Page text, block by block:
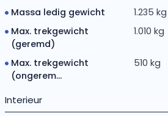
Massa ledig gewicht
1.235 kg
Max. trekgewicht
(geremd)
1.010 kg
Max. trekgewicht
(ongerem...
510 kg
Interieur